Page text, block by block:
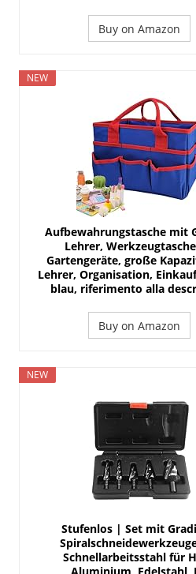
Buy on Amazon
NEW
Aufbewahrungstasche mit
Lehrer,
Gartengeräte, große
Lehrer, Organisation,
blau, riferimento alla
Buy on Amazon
NEW
Stufenlos | Set mit
Schnellarbeitsstahl für